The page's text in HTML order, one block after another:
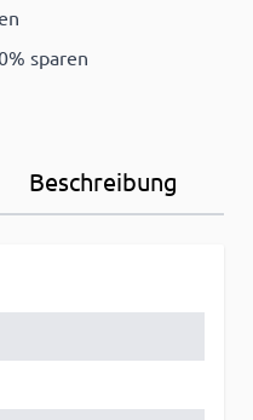
sparen
Beschreibung